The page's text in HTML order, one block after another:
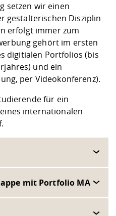
setzen wir einen
gestalterischen Disziplin
erfolgt immer zum
gehört im ersten
digitialen Portfolios (bis
und ein
per Videokonferenz).
für ein
internationalen
mit Portfolio MA